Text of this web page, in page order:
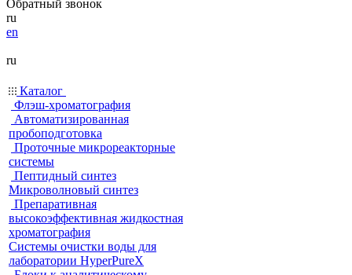
Обратный звонок
ru
en
ru
Каталог
Флэш-хроматография
Автоматизированная
пробоподготовка
Проточные микрореакторные
системы
Пептидный синтез
Микроволновый синтез
Препаративная
высокоэффективная жидкостная
хроматография
Системы очистки воды для
лаборатории HyperPureX